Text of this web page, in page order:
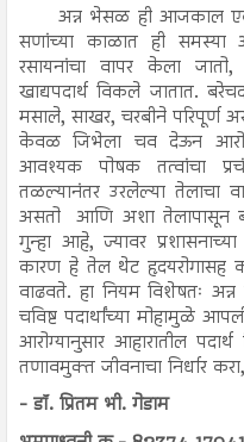
अन्न भेसळ ही आजकाल
सणांच्या काळात ही समस्या
रसायनांचा वापर केला
खाद्यपदार्थ विकले जातात.
मसाले, साखर, चरबीने परिपूर्ण
केवळ जिभेला चव देऊन
आवश्यक पोषक तत्वांचा
तळल्यानंतर उरलेल्या तेलाचा
असतो आणि अशा तेलापासून
गुन्हा आहे, ज्यावर
कारण हे तेल थेट हृदयरोगासह
वाढवते. हा नियम विशेषतः अन्न
चविष्ट पदार्थांच्या मोहामुळे
आरोग्यानुसार आहारातील
तणावमुक्त जीवनाचा निर्धार
- डॉ. प्रितम भी. गेडाम